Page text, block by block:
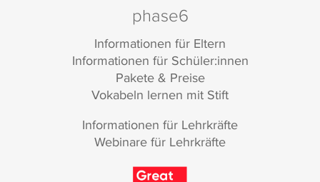
phase6
Informationen für Eltern
Informationen für Schüler:innen
Pakete & Preise
Vokabeln lernen mit Stift
Informationen für Lehrkräfte
Webinare für Lehrkräfte